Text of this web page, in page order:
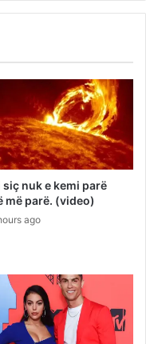
siç nuk e kemi parë
më parë. (video)
ago